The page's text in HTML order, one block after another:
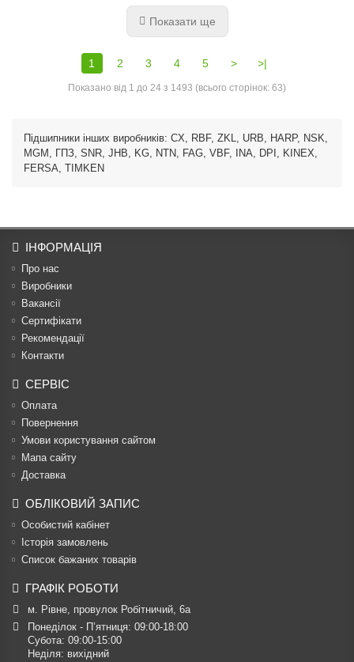
Показати ще
1 2 3 4 5 > >|
Показано від 1 до 24 з 1493 (всього сторінок: 63)
Підшипники інших виробників: CX, RBF, ZKL, URB, HARP, NSK,
MGM, ГПЗ, SNR, JHB, KG, NTN, FAG, VBF, INA, DPI, KINEX,
FERSA, TIMKEN
ІНФОРМАЦІЯ
Про нас
Виробники
Вакансії
Сертифікати
Рекомендації
Контакти
СЕРВІС
Оплата
Повернення
Умови користування сайтом
Мапа сайту
Доставка
ОБЛІКОВИЙ ЗАПИС
Особистий кабінет
Історія замовлень
Список бажаних товарів
ГРАФІК РОБОТИ
м. Рівне, провулок Робітничий, 6а
Понеділок - П’ятниця: 09:00-18:00
Субота: 09:00-15:00
Неділя: вихідний